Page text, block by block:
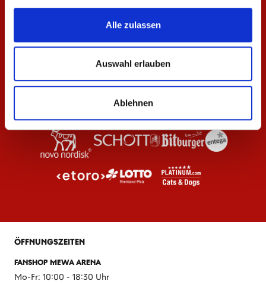
Alle zulassen
Auswahl erlauben
Ablehnen
ÖFFNUNGSZEITEN
FANSHOP MEWA ARENA
Mo-Fr: 10:00 - 18:30 Uhr